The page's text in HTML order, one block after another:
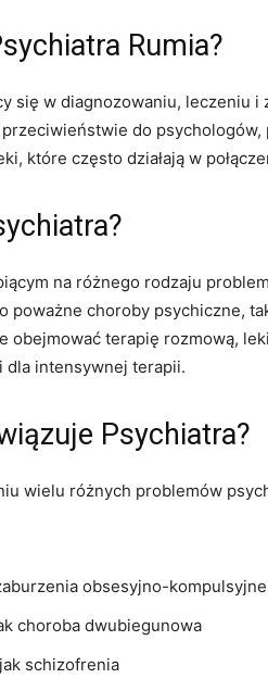
Rumia?
się w diagnozowaniu, leczeniu i
do psychologów,
które często działają w
na różnego rodzaju
poważne choroby psychiczne,
obejmować terapię rozmową,
dla intensywnej terapii.
Psychiatra?
wielu różnych problemów
obsesyjno-
choroba dwubiegunowa
schizofrenia